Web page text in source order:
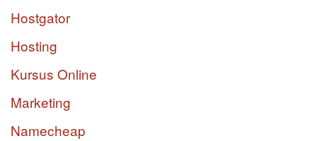
Hostgator
Hosting
Kursus Online
Marketing
Namecheap